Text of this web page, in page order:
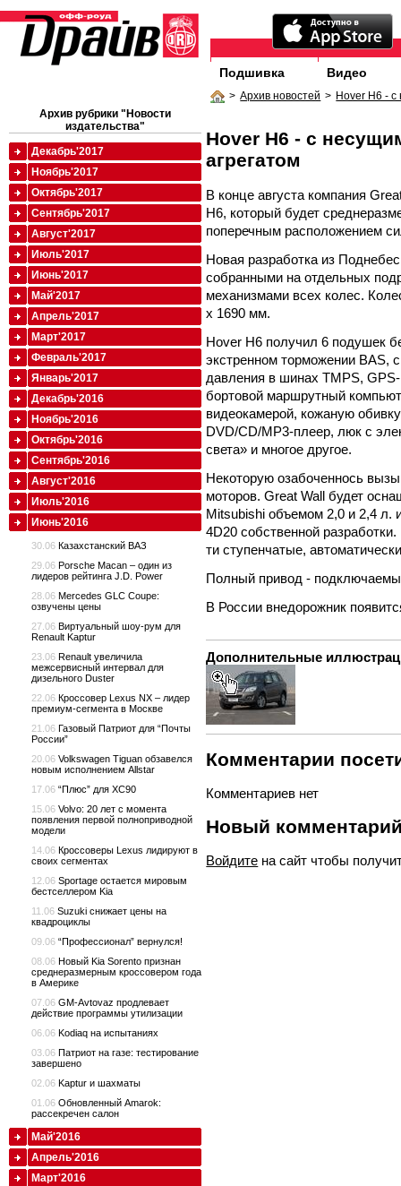
Подшивка Видео
> Архив новостей > Hover H6 -
Hover H6 - с
агрегатом
В конце августа компания
H6, который будет
поперечным расположением
Новая разработка из
собранными на отдельных
механизмами всех колес.
х 1690 мм.
Hover H6 получил 6 подушек
экстренном торможении BAS,
давления в шинах TMPS,
бортовой маршрутный
видеокамерой, кожаную
DVD/CD/MP3-плеер, люк с
света» и многое другое.
Некоторую озабоченнось
моторов. Great Wall будет
Mitsubishi объемом 2,0 и 2,4 л.
4D20 собственной
ти ступенчатые,
Полный привод -
В России внедорожник
Дополнительные
Комментарии
Комментариев нет
Новый
Войдите на сайт чтобы
Архив рубрики "Новости
издательства"
Декабрь'2017
Ноябрь'2017
Октябрь'2017
Сентябрь'2017
Август'2017
Июль'2017
Июнь'2017
Май'2017
Апрель'2017
Март'2017
Февраль'2017
Январь'2017
Декабрь'2016
Ноябрь'2016
Октябрь'2016
Сентябрь'2016
Август'2016
Июль'2016
Июнь'2016
30.06 Казахстанский ВАЗ
29.06 Porsche Macan – один из
лидеров рейтинга J.D. Power
28.06 Mercedes GLC Coupe:
озвучены цены
27.06 Виртуальный шоу-рум для
Renault Kaptur
23.06 Renault увеличила
межсервисный интервал для
дизельного Duster
22.06 Кроссовер Lexus NX – лидер
премиум-сегмента в Москве
21.06 Газовый Патриот для “Почты
России”
20.06 Volkswagen Tiguan обзавелся
новым исполнением Allstar
17.06 “Плюс” для XC90
15.06 Volvo: 20 лет с момента
появления первой полноприводной
модели
14.06 Кроссоверы Lexus лидируют в
своих сегментах
12.06 Sportage остается мировым
бестселлером Kia
11.06 Suzuki снижает цены на
квадроциклы
09.06 “Профессионал” вернулся!
08.06 Новый Kia Sorento признан
среднеразмерным кроссовером года
в Америке
07.06 GM-Avtovaz продлевает
действие программы утилизации
06.06 Kodiaq на испытаниях
03.06 Патриот на газе: тестирование
завершено
02.06 Kaptur и шахматы
01.06 Обновленный Amarok:
рассекречен салон
Май'2016
Апрель'2016
Март'2016